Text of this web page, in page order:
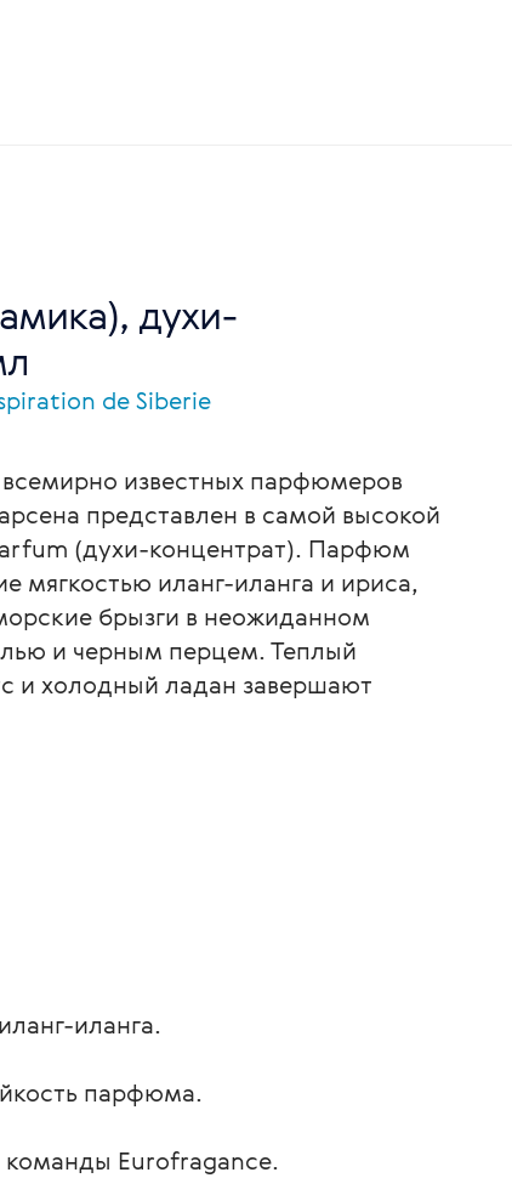
духи-
de Siberie
известных парфюмеров
представлен в самой высокой
(духи-концентрат). Парфюм
мягкостью иланг-иланга и ириса,
брызги в неожиданном
и черным перцем. Теплый
и холодный ладан завершают
иланга.
парфюма.
Eurofragance.